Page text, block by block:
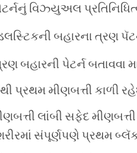
વિઝ્યુઅલ
બહારના ત્રણ
બહારની પેટર્નબતાવવા
પ્રથમમીણબત્તી કાળી
લાંબી સફેદમીણબત્તી
સંપૂર્ણપણે પ્રથમ